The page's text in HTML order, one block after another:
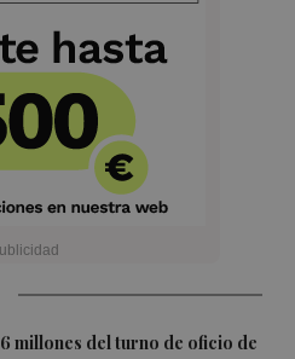
millones del turno de oficio de